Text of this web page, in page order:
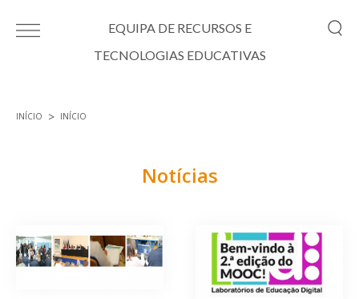
EQUIPA DE RECURSOS E
TECNOLOGIAS EDUCATIVAS
INÍCIO INÍCIO
Notícias
Páginas